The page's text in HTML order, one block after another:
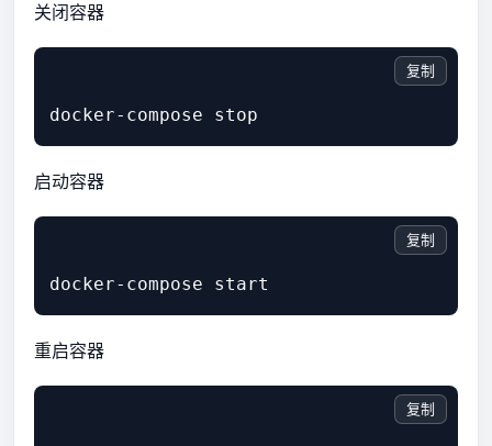
关闭容器
复制
启动容器
复制
重启容器
复制